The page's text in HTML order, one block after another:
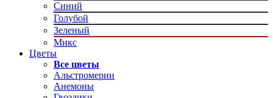
Синий
Голубой
Зеленый
Микс
Цветы
Все цветы
Альстромерии
Анемоны